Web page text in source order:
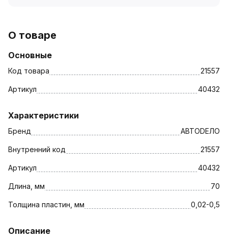
О товаре
Основные
Код товара 21557
Артикул 40432
Характеристики
Бренд АВТОDЕЛО
Внутренний код 21557
Артикул 40432
Длина, мм 70
Толщина пластин, мм 0,02-0,5
Описание